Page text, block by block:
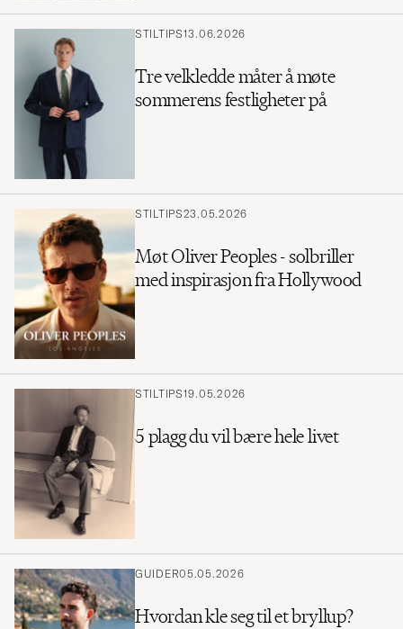
STILTIPS13.06.2026
Tre velkledde måter å møte
sommerens festligheter på
STILTIPS23.05.2026
Møt Oliver Peoples - solbriller
med inspirasjon fra Hollywood
STILTIPS19.05.2026
5 plagg du vil bære hele livet
GUIDER05.05.2026
Hvordan kle seg til et bryllup?